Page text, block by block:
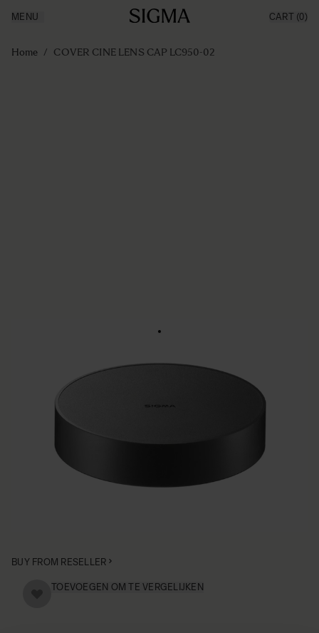
Producten
Inspiratie
MENU CART (0)
Home / COVER CINE LENS CAP LC950-02
Lens Cap for SIGMA Cine Lenses compatible with:
BUY FROM RESELLER
TOEVOEGEN OM TE VERGELIJKEN